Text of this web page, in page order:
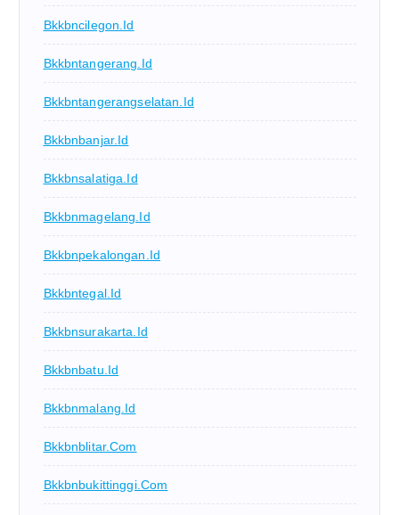
Bkkbncilegon.id
Bkkbntangerang.id
Bkkbntangerangselatan.id
Bkkbnbanjar.id
Bkkbnsalatiga.id
Bkkbnmagelang.id
Bkkbnpekalongan.id
Bkkbntegal.id
Bkkbnsurakarta.id
Bkkbnbatu.id
Bkkbnmalang.id
Bkkbnblitar.com
Bkkbnbukittinggi.com